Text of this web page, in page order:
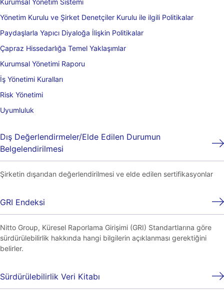
Kurumsal Yönetim Sistemi
Yönetim Kurulu ve Şirket Denetçiler Kurulu ile ilgili Politikalar
Paydaşlarla Yapıcı Diyaloğa İlişkin Politikalar
Çapraz Hissedarlığa Temel Yaklaşımlar
Kurumsal Yönetimi Raporu
İş Yönetimi Kuralları
Risk Yönetimi
Uyumluluk
Dış Değerlendirmeler/Elde Edilen Durumun
Belgelendirilmesi
Şirketin dışarıdan değerlendirilmesi ve elde edilen sertifikasyonlar
GRI Endeksi
Nitto Group, Küresel Raporlama Girişimi (GRI) Standartlarına göre
sürdürülebilirlik hakkında hangi bilgilerin açıklanması gerektiğini
belirler.
Sürdürülebilirlik Veri Kitabı